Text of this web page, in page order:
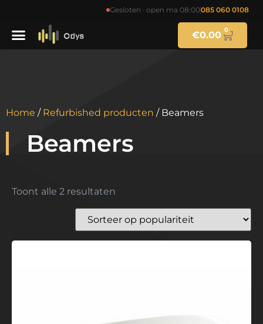
Gesloten · open ma 08:00085 060 0108
€0.00 0
Home / Refurbished producten / Beamers
Beamers
Toont alle 2 resultaten